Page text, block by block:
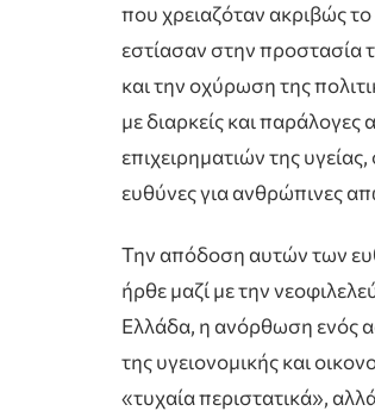
που χρειαζόταν ακριβώς
εστίασαν στην προστασία
και την οχύρωση της
με διαρκείς και
επιχειρηματιών της
ευθύνες για ανθρώπινες
Την απόδοση αυτών των
ήρθε μαζί με την
Ελλάδα, η ανόρθωση ενός
της υγειονομικής και
«τυχαία περιστατικά»,